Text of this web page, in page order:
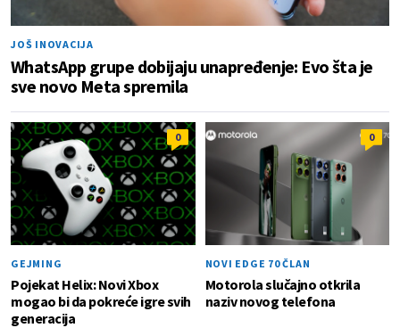
JOŠ INOVACIJA
WhatsApp grupe dobijaju unapređenje: Evo šta je
sve novo Meta spremila
0
GEJMING
Pojekat Helix: Novi Xbox
mogao bi da pokreće igre svih
generacija
0
NOVI EDGE 70 ČLAN
Motorola slučajno otkrila
naziv novog telefona